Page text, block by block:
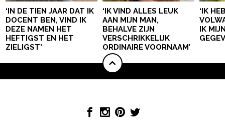
‘IN DE TIEN JAAR DAT IK
DOCENT BEN, VIND IK
DEZE NAMEN HET
HEFTIGST EN HET
ZIELIGST’
‘IK VIND ALLES LEUK
AAN MIJN MAN,
BEHALVE ZIJN
VERSCHRIKKELIJK
ORDINAIRE VOORNAAM’
‘IK
IK